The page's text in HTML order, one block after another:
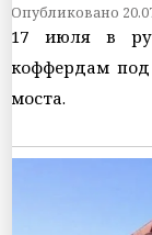
Опубликовано
17 июля в
коффердам
моста.